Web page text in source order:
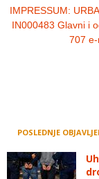
IMPRESSUM:
IN000483 Glavni i
707
POSLEDNJE